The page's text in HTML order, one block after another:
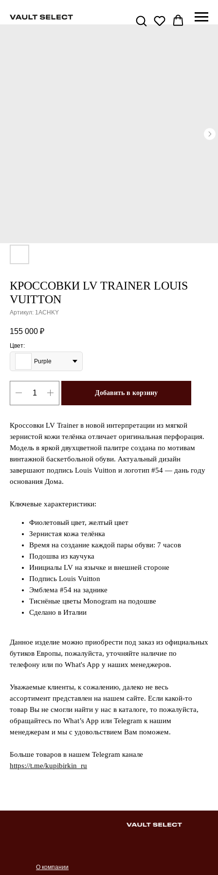
КРОССОВКИ LV TRAINER LOUIS
VUITTON
Артикул: 1ACHKY
155 000 ₽
Цвет:
Purple
Добавить в корзину
Кроссовки LV Trainer в новой интерпретации из мягкой
зернистой кожи телёнка отличает оригинальная перфорация.
Модель в яркой двухцветной палитре создана по мотивам
винтажной баскетбольной обуви. Актуальный дизайн
завершают подпись Louis Vuitton и логотип #54 — дань году
основания Дома.
Ключевые характеристики:
Фиолетовый цвет, желтый цвет
Зернистая кожа телёнка
Время на создание каждой пары обуви: 7 часов
Подошва из каучука
Инициалы LV на язычке и внешней стороне
Подпись Louis Vuitton
Эмблема #54 на заднике
Тиснёные цветы Monogram на подошве
Сделано в Италии
Данное изделие можно приобрести под заказ из официальных
бутиков Европы, пожалуйста, уточняйте наличие по
телефону или по What's App у наших менеджеров.
Уважаемые клиенты, к сожалению, далеко не весь
ассортимент представлен на нашем сайте. Если какой-то
товар Вы не смогли найти у нас в каталоге, то пожалуйста,
обращайтесь по What’s App или Telegram к нашим
менеджерам и мы с удовольствием Вам поможем.
Больше товаров в нашем Telegram канале
https://t.me/kupibirkin_ru
О компании